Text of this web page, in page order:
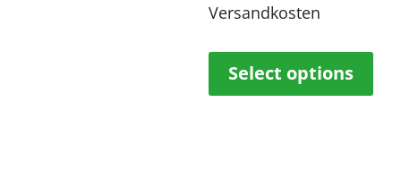
Versandkosten
Select options